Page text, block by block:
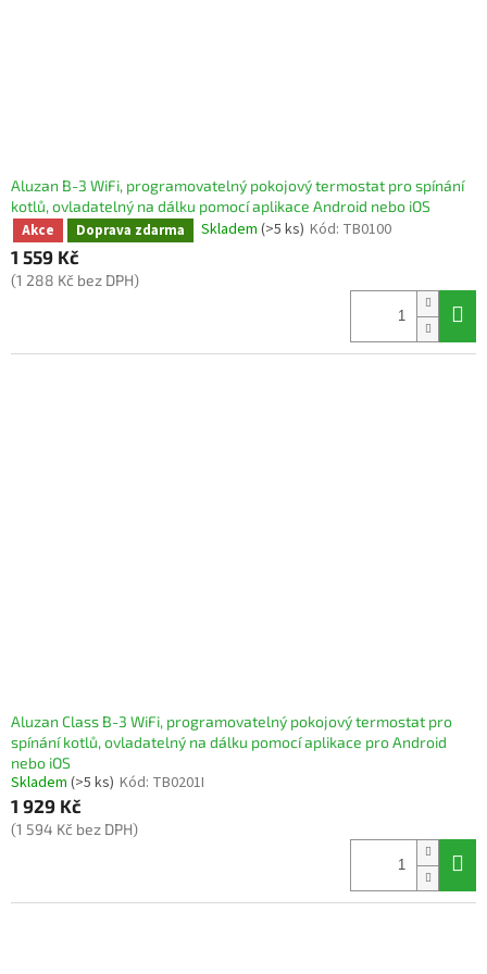
Aluzan B-3 WiFi, programovatelný pokojový termostat pro spínání
kotlů, ovladatelný na dálku pomocí aplikace Android nebo iOS
Akce Doprava zdarma Skladem (>5 ks) Kód: TB0100
1 559 Kč
(1 288 Kč bez DPH)
Aluzan Class B-3 WiFi, programovatelný pokojový termostat pro
spínání kotlů, ovladatelný na dálku pomocí aplikace pro Android
nebo iOS
Skladem (>5 ks) Kód: TB0201I
1 929 Kč
(1 594 Kč bez DPH)